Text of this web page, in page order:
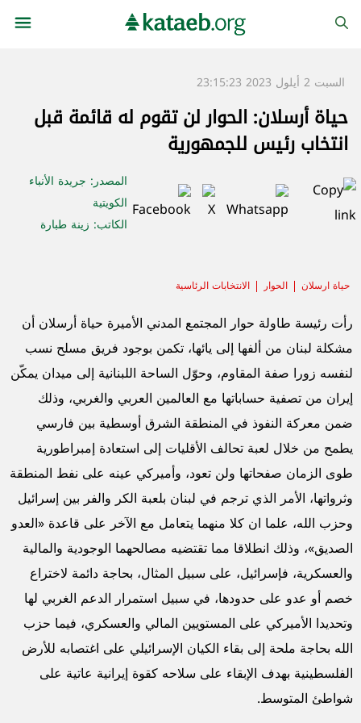
السبت 2 أيلول 2023 23:15:23
حياة أرسلان: الحوار لن تقوم له قائمة
قبل انتخاب رئيس للجمهورية
المصدر: جريدة الأنباء
الكويتية
الكاتب: زينة طبارة
حياة ارسلان الحوار الانتخابات الرئاسية
رأت رئيسة طاولة حوار المجتمع المدني الأميرة حياة أرسلان أن
مشكلة لبنان من ألفها إلى يائها، تكمن بوجود فريق مسلح
نسب لنفسه زورا صفة المقاوم، وحوّل الساحة اللبنانية إلى
ميدان يمكّن إيران من تصفية حساباتها مع العالمين العربي
والغربي، وذلك ضمن معركة النفوذ في المنطقة الشرق
أوسطية بين فارسي يطمح من خلال لعبة تحالف الأقليات إلى
استعادة إمبراطورية طوى الزمان صفحاتها ولن تعود، وأميركي
عينه على نفط المنطقة وثرواتها، الأمر الذي ترجم في لبنان
بلعبة الكر والفر بين إسرائيل وحزب الله، علما ان كلا منهما
يتعامل مع الآخر على قاعدة «العدو الصديق»، وذلك انطلاقا
مما تقتضيه مصالحهما الوجودية والمالية والعسكرية،
فإسرائيل، على سبيل المثال، بحاجة دائمة لاختراع خصم أو عدو
على حدودها، في سبيل استمرار الدعم الغربي لها وتحديدا
الأميركي على المستويين المالي والعسكري، فيما حزب الله
بحاجة ملحة إلى بقاء الكيان الإسرائيلي على اغتصابه للأرض
الفلسطينية بهدف الإبقاء على سلاحه كقوة إيرانية عاتية على